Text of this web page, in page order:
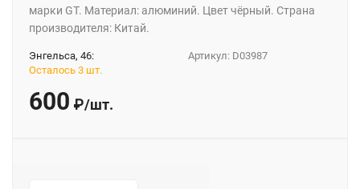
марки GT. Материал: алюминий. Цвет чёрный. Страна
производителя: Китай.
Артикул: D03987
Энгельса, 46:
Осталось 3 шт.
600 ₽/шт.